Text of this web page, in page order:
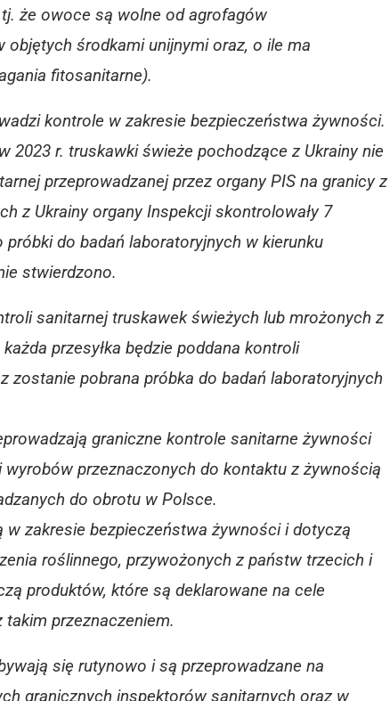
że owoce są wolne od agrofagów
środkami unijnymi oraz, o ile ma
fitosanitarne).
kontrole w zakresie bezpieczeństwa żywności.
2023 r. truskawki świeże pochodzące z Ukrainy nie
przeprowadzanej przez organy PIS na granicy z
z Ukrainy organy Inspekcji skontrolowały 7
do badań laboratoryjnych w kierunku
stwierdzono.
sanitarnej truskawek świeżych lub mrożonych z
przesyłka będzie poddana kontroli
zostanie pobrana próbka do badań laboratoryjnych
graniczne kontrole sanitarne żywności
przeznaczonych do kontaktu z żywnością
do obrotu w Polsce.
zakresie bezpieczeństwa żywności i dotyczą
roślinnego, przywożonych z państw trzecich i
produktów, które są deklarowane na cele
przeznaczeniem.
się rutynowo i są przeprowadzane na
granicznych inspektorów sanitarnych oraz w